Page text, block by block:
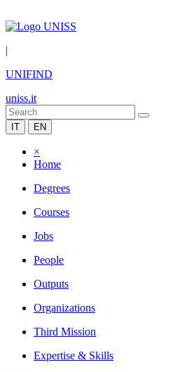
|
UNIFIND
uniss.it
IT EN
×
Home
Degrees
Courses
Jobs
People
Outputs
Organizations
Third Mission
Expertise & Skills